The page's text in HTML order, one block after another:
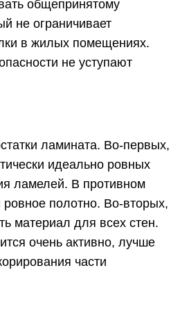
общепринятому
не ограничивает
в жилых помещениях.
не уступают
ламината. Во-первых,
идеально ровных
ламелей. В противном
ровное полотно. Во-вторых,
материал для всех стен.
очень активно, лучше
части